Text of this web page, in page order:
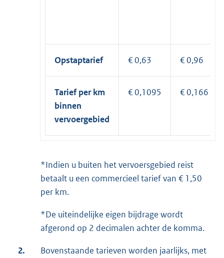
Opstaptarief € 0,63 € 0,96
Tarief per km
binnen
vervoergebied
€ 0,1095 € 0,166
*Indien u buiten het vervoersgebied reist
betaalt u een commercieel tarief van € 1,50
per km.
*De uiteindelijke eigen bijdrage wordt
afgerond op 2 decimalen achter de komma.
2.
Bovenstaande tarieven worden jaarlijks, met